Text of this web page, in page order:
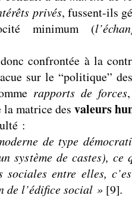
privés, fussent-ils
minimum (
confrontée à la
sur le “politique”
rapports de forces
la matrice des valeurs
:
de type
système de castes),
sociales entre elles,
de l’édifice social » [9].